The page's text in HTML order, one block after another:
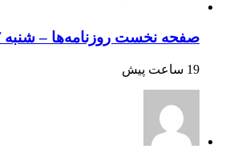
صفحه نخست روزنامه‌ها – شنبه ۱۷ مرداد
19 ساعت پیش